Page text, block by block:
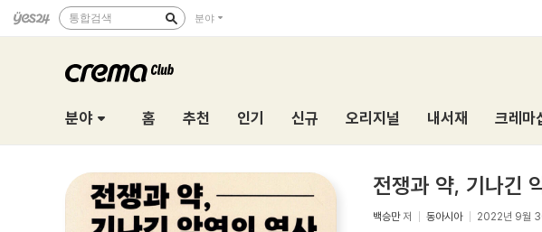
통합검색 분야
분야 홈 추천 인기 신규 오리지널 내서재 크레마
전쟁과 약, 기나긴
백승만저 동아시아 2022년 9월